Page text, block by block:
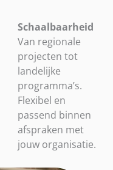
Schaalbaarheid
Van regionale
projecten tot
landelijke
programma’s.
Flexibel en
passend binnen
afspraken met
jouw organisatie.